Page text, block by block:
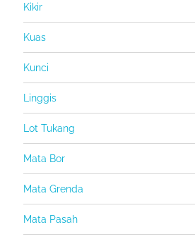
Kikir
Kuas
Kunci
Linggis
Lot Tukang
Mata Bor
Mata Grenda
Mata Pasah